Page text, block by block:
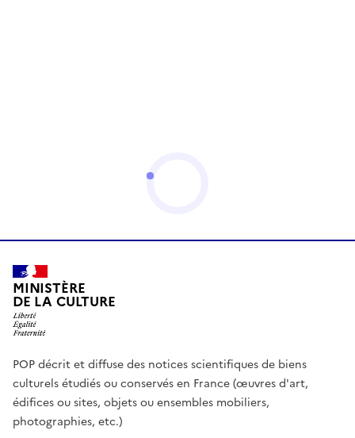
MINISTÈRE
DE LA CULTURE
POP décrit et diffuse des notices scientifiques de biens
culturels étudiés ou conservés en France (œuvres d'art,
édifices ou sites, objets ou ensembles mobiliers,
photographies, etc.)